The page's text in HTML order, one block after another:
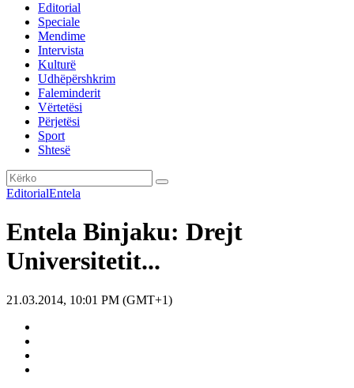
Editorial
Speciale
Mendime
Intervista
Kulturë
Udhëpërshkrim
Faleminderit
Vërtetësi
Përjetësi
Sport
Shtesë
EditorialEntela
Entela Binjaku: Drejt
Universitetit...
21.03.2014, 10:01 PM (GMT+1)